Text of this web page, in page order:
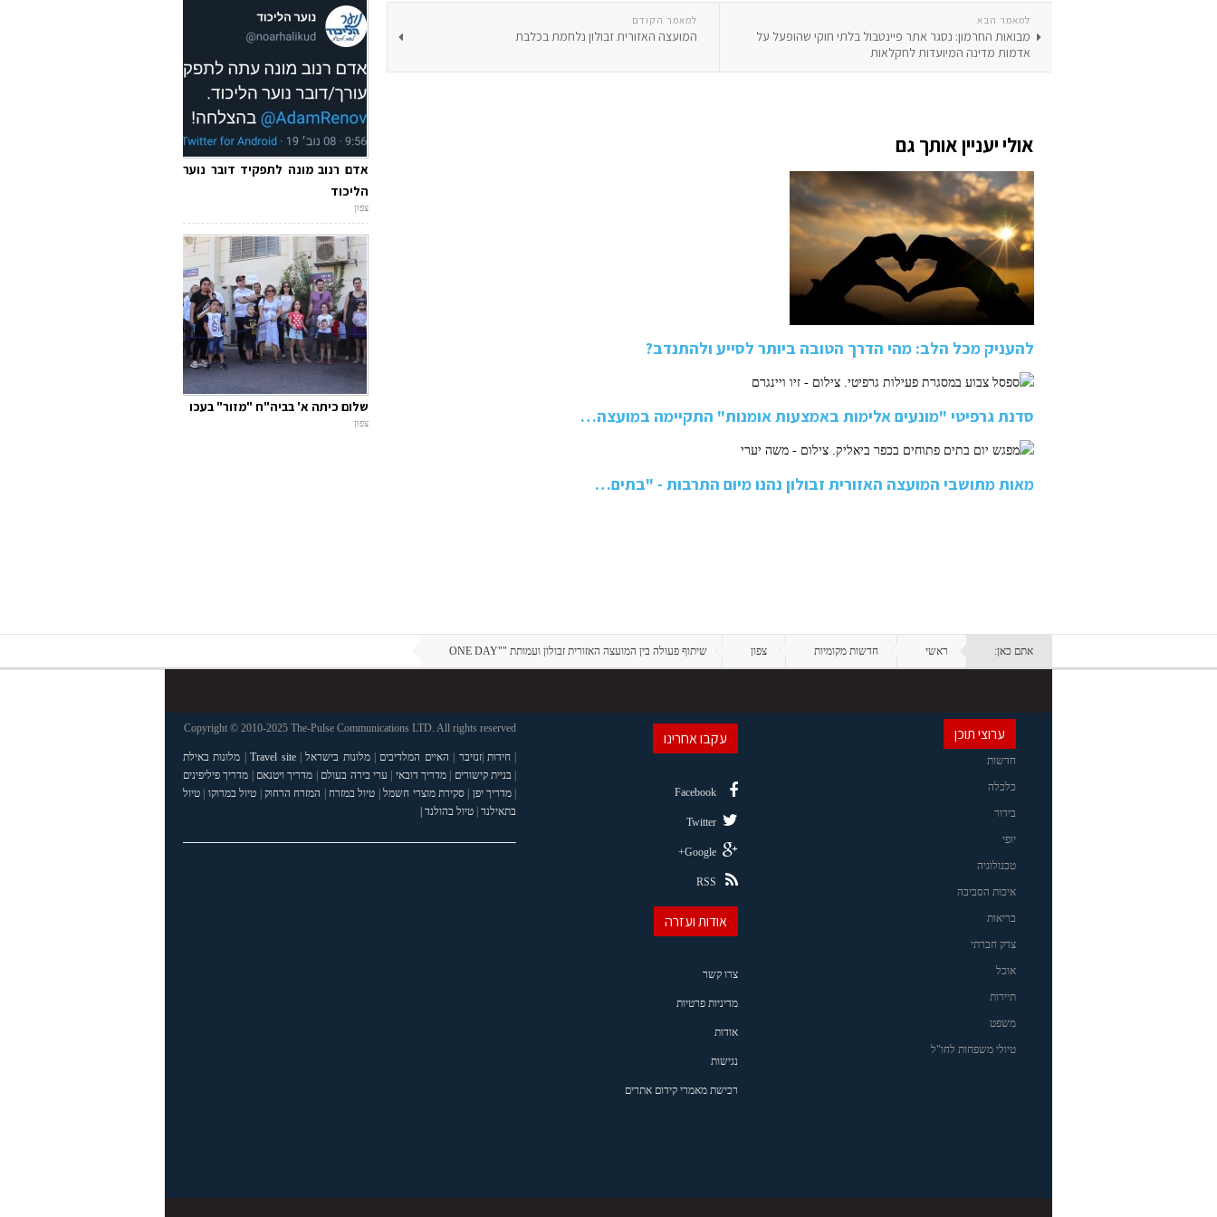
למאמר הקודם
המועצה האזורית זבולון נלחמת בכלבת
למאמר הבא
מבואות החרמון: נסגר אתר פיינטבול בלתי חוקי שהופעל על
אדמות מדינה המיועדות לחקלאות
אולי יעניין אותך גם
להעניק מכל הלב: מהי הדרך הטובה ביותר לסייע ולהתנדב?
סדנת גרפיטי "מונעים אלימות באמצעות אומנות" התקיימה במועצה…
מאות מתושבי המועצה האזורית זבולון נהנו מיום התרבות - "בתים…
אדם רנוב מונה לתפקיד דובר נוער
הליכוד
צפון
שלום כיתה א' בביה"ח "מזור" בעכו
צפון
אתם כאן: ראשי חדשות מקומיות צפון שיתוף פעולה בין המועצה האזורית זבולון ועמותת ""ONE DAY
ערוצי תוכן
חדשות
כלכלה
בידור
יופי
טכנולוגיה
איכות הסביבה
בריאות
צדק חברתי
אוכל
תיירות
משפט
טיולי משפחות לחו"ל
עקבו אחרינו
Facebook
Twitter
Google+
RSS
אודות ועזרה
צרו קשר
מדיניות פרטיות
אודות
נגישות
רכישת מאמרי קידום אתרים
Copyright © 2010-2025 The-Pulse Communications LTD. All rights reserved
| חידות |זנזיבר | האיים המלדיבים |מלונות בישראל|
Travel site
| מלונות באילת
| בניית קישורים |מדריך דובאי | ערי בירה בעולם | מדריך ויטנאם | מדריך פיליפינים
| מדריך יפן |סקירת מוצרי חשמל| טיול במזרח | המזרח הרחוק | טיול במרוקו | טיול
בתאילנד| טיול בהולנד |